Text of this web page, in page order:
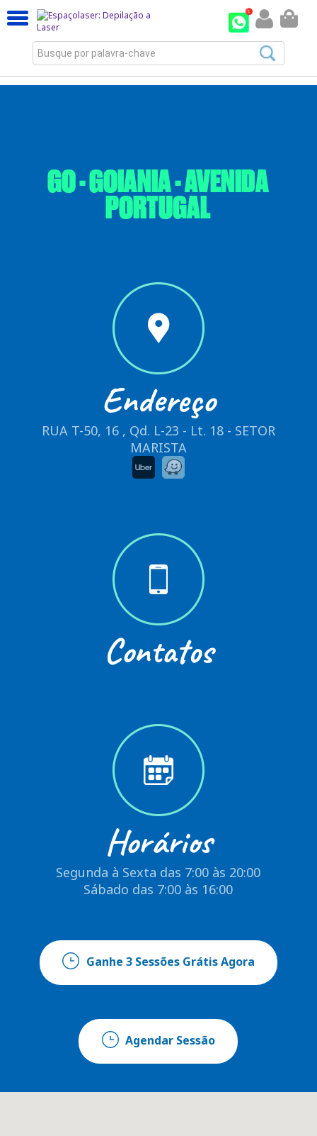
Busque por palavra-chave
GO - GOIANIA - AVENIDA
PORTUGAL
Endereço
RUA T-50, 16 , Qd. L-23 - Lt. 18 - SETOR
MARISTA
Contatos
Horários
Segunda à Sexta das 7:00 às 20:00
Sábado das 7:00 às 16:00
Ganhe 3 Sessões Grátis Agora
Agendar Sessão